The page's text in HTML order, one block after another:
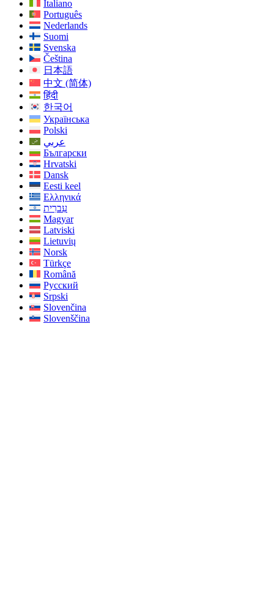
Italiano
Português
Nederlands
Suomi
Svenska
Čeština
日本語
中文 (简体)
हिंदी
한국어
Українська
Polski
عربي
Български
Hrvatski
Dansk
Eesti keel
Ελληνικά
עִברִית
Magyar
Latviski
Lietuvių
Norsk
Türkçe
Română
Русский
Srpski
Slovenčina
Slovenščina